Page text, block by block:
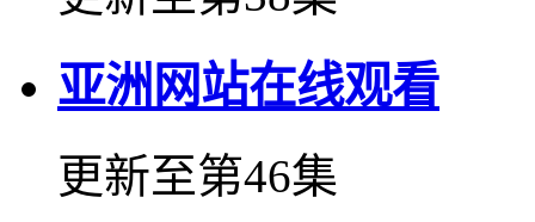
亚洲网站在线观看
更新至第46集